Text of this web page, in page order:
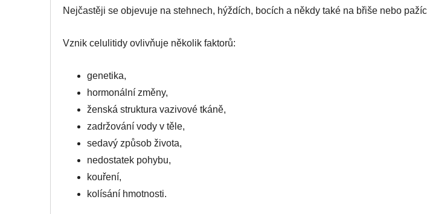
Nejčastěji se objevuje na stehnech, hýždích, bocích a někdy také na břiše nebo
Vznik celulitidy ovlivňuje několik faktorů:
genetika,
hormonální změny,
ženská struktura vazivové tkáně,
zadržování vody v těle,
sedavý způsob života,
nedostatek pohybu,
kouření,
kolísání hmotnosti.